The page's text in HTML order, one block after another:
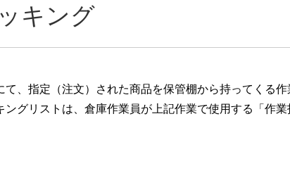
キング
て、指定（注文）された商品を保管棚から持ってくる作
ングリストは、倉庫作業員が上記作業で使用する「作業